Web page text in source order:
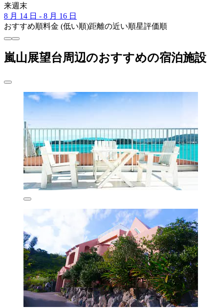
来週末
8 月 14 日 - 8 月 16 日
おすすめ順料金 (低い順)距離の近い順星評価順
嵐山展望台周辺のおすすめの宿泊施設